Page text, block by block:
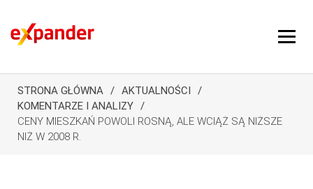
STRONA GŁÓWNA
AKTUALNOŚCI
KOMENTARZE I ANALIZY
CENY MIESZKAŃ POWOLI ROSNĄ, ALE WCIĄŻ SĄ NIŻSZE
NIŻ W 2008 R.